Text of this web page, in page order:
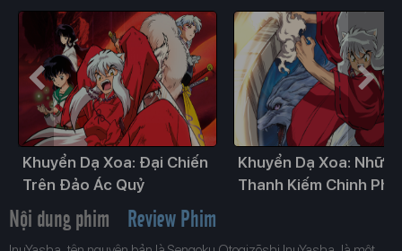
Khuyển Dạ Xoa: Đại Chiến
Trên Đảo Ác Quỷ
Khuyển Dạ Xoa:
Thanh Kiếm Chinh
Nội dung phim Review Phim